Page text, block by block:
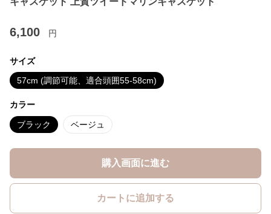
6,100 円
サイズ
57cm (調節可能、適合頭囲55-58cm)
カラー
ブラック ベージュ
購入画面に進む
カートに追加する